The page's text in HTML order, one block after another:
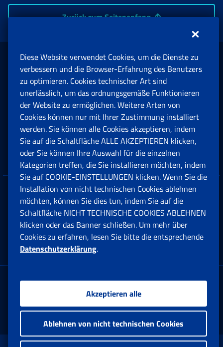
Zurück zum Seitenanfang
Rente und Sozialversicherung
Arbeit
Beihilfen, Subventionen und Entschädigungen
Unternehmen und Freiberufler
Datenschutz
Cookie einstellungen
Multikanal-Contact Center
Firmensitz:
Via Ciro il Grande, 21
00144 Roma
Diese Website verwendet Cookies, um die Dienste zu
verbessern und die Browser-Erfahrung des Benutzers
zu optimieren. Cookies technischer Art sind
unerlässlich, um das ordnungsgemäße Funktionieren
der Website zu ermöglichen. Weitere Arten von
Cookies können nur mit Ihrer Zustimmung installiert
werden. Sie können alle Cookies akzeptieren, indem
Sie auf die Schaltfläche ALLE AKZEPTIEREN klicken,
oder Sie können Ihre Auswahl für die einzelnen
Kategorien treffen, die Sie installieren möchten, indem
Sie auf COOKIE-EINSTELLUNGEN klicken. Wenn Sie die
Installation von nicht technischen Cookies ablehnen
möchten, können Sie dies tun, indem Sie auf die
Schaltfläche NICHT TECHNISCHE COOKIES ABLEHNEN
klicken oder das Banner schließen. Um mehr über
Cookies zu erfahren, lesen Sie bitte die entsprechende
Datenschutzerklärung.
Akzeptieren alle
Ablehnen von nicht technischen Cookies